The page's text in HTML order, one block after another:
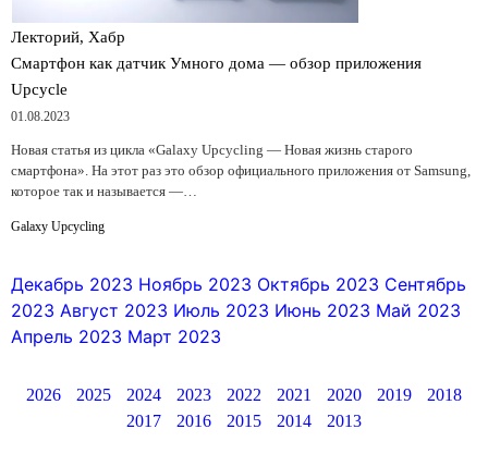
Лекторий, Хабр
Смартфон как датчик Умного дома — обзор приложения
Upcycle
01.08.2023
Новая статья из цикла «Galaxy Upcycling — Новая жизнь старого
смартфона». На этот раз это обзор официального приложения от Samsung,
которое так и называется —…
Galaxy Upcycling
Декабрь 2023 Ноябрь 2023 Октябрь 2023 Сентябрь
2023 Август 2023 Июль 2023 Июнь 2023 Май 2023
Апрель 2023 Март 2023
2026 2025 2024 2023 2022 2021 2020 2019
2018
2017
2016 2015 2014 2013